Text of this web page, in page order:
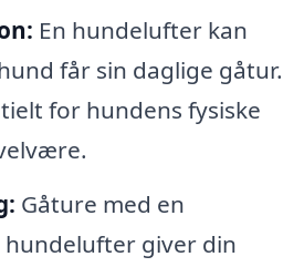
En hundelufter kan
får sin daglige gåtur.
for hundens fysiske
Gåture med en
giver din